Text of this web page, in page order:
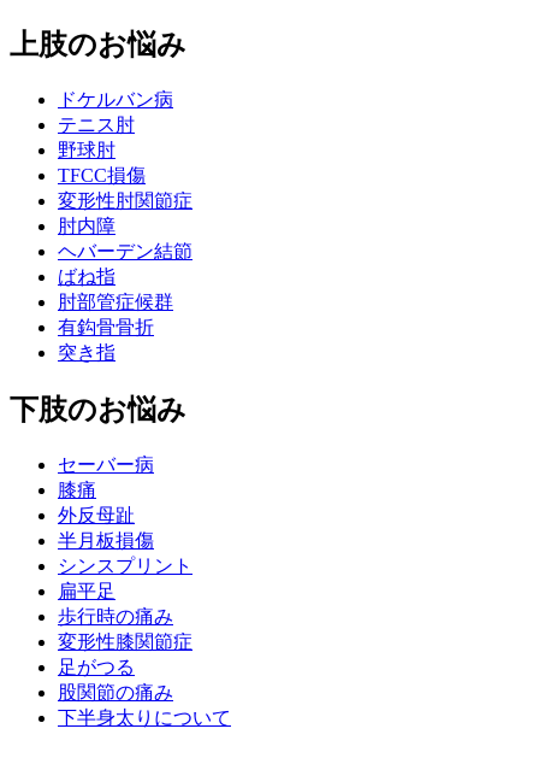
上肢のお悩み
ドケルバン病
テニス肘
野球肘
TFCC損傷
変形性肘関節症
肘内障
ヘバーデン結節
ばね指
肘部管症候群
有鈎骨骨折
突き指
下肢のお悩み
セーバー病
膝痛
外反母趾
半月板損傷
シンスプリント
扁平足
歩行時の痛み
変形性膝関節症
足がつる
股関節の痛み
下半身太りについて